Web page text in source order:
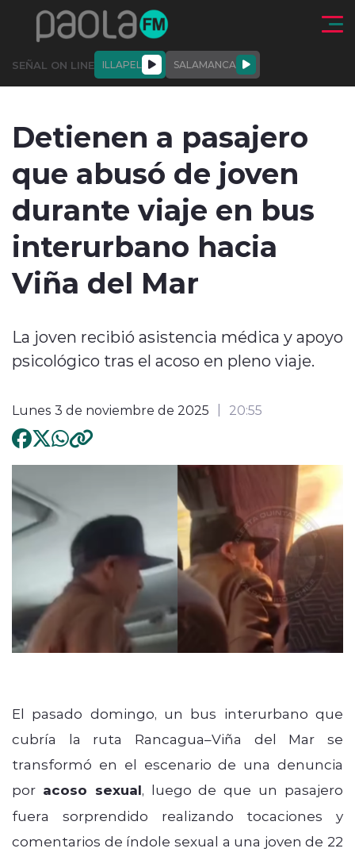
Click acá para ir directamente al contenido
SEÑAL ON LINE ILLAPEL SALAMANCA
ACTUALIDAD ENTREVISTAS
modo claro
Detienen a pasajero
que abusó de joven
durante viaje en bus
interurbano hacia
Viña del Mar
La joven recibió asistencia médica y apoyo
psicológico tras el acoso en pleno viaje.
Lunes 3 de noviembre de 2025 20:55
El pasado domingo, un bus interurbano que
cubría la ruta Rancagua–Viña del Mar se
transformó en el escenario de una denuncia
por acoso sexual, luego de que un pasajero
fuera sorprendido realizando tocaciones y
comentarios de índole sexual a una joven de 22